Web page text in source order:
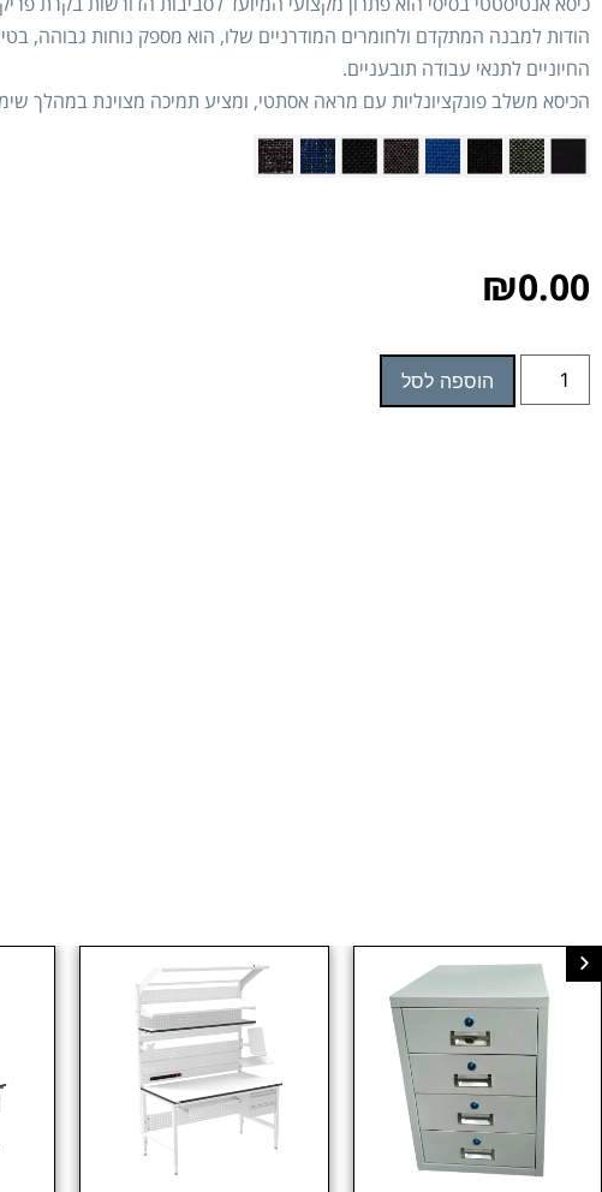
הודות למבנה המתקדם ולחומרים המודרניים שלו, הוא מספק נוחות גבוהה,
החיוניים לתנאי עבודה תובעניים.
הכיסא משלב פונקציונליות עם מראה אסתטי, ומציע תמיכה מצוינת במהלך
₪0.00
הוספה לסל